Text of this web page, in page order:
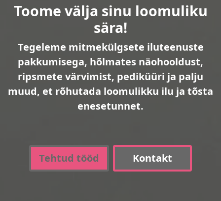
Toome välja sinu loomuliku
sära!
Tegeleme mitmekülgsete iluteenuste
pakkumisega, hõlmates näohooldust,
ripsmete värvimist, pediküüri ja palju
muud, et rõhutada loomulikku ilu ja tõsta
enesetunnet.
Tehtud tööd Kontakt